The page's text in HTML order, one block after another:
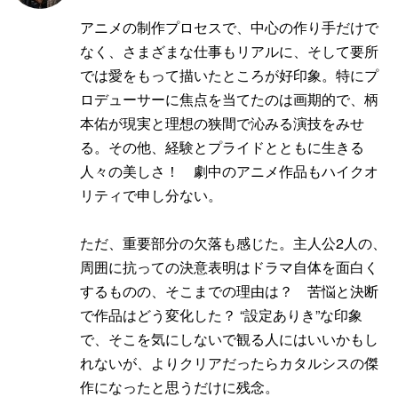
アニメの制作プロセスで、中心の作り手だけで
なく、さまざまな仕事もリアルに、そして要所
では愛をもって描いたところが好印象。特にプ
ロデューサーに焦点を当てたのは画期的で、柄
本佑が現実と理想の狭間で沁みる演技をみせ
る。その他、経験とプライドとともに生きる
人々の美しさ！ 劇中のアニメ作品もハイクオ
リティで申し分ない。
ただ、重要部分の欠落も感じた。主人公2人の、
周囲に抗っての決意表明はドラマ自体を面白く
するものの、そこまでの理由は？ 苦悩と決断
で作品はどう変化した？ “設定ありき”な印象
で、そこを気にしないで観る人にはいいかもし
れないが、よりクリアだったらカタルシスの傑
作になったと思うだけに残念。